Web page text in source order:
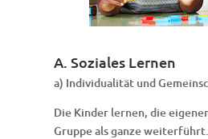
A. Soziales Lernen
a) Individualität und
Die Kinder lernen, die
Gruppe als ganze